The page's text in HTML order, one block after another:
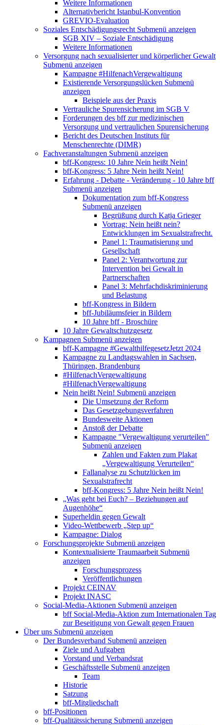
Weitere Informationen
Alternativbericht Istanbul-Konvention
GREVIO-Evaluation
Soziales Entschädigungsrecht Submenü anzeigen
SGB XIV – Soziale Entschädigung
Weitere Informationen
Versorgung nach sexualisierter und körperlicher Gewalt
Submenü anzeigen
Kampagne #HilfenachVergewaltigung
Existierende Versorgungslücken Submenü
anzeigen
Beispiele aus der Praxis
Vertrauliche Spurensicherung im SGB V
Forderungen des bff zur medizinischen
Versorgung und vertraulichen Spurensicherung
Bericht des Deutschen Instituts für
Menschenrechte (DIMR)
Fachveranstaltungen Submenü anzeigen
bff-Kongress: 10 Jahre Nein heißt Nein!
bff-Kongress: 5 Jahre Nein heißt Nein!
Erfahrung - Debatte - Veränderung - 10 Jahre bff
Submenü anzeigen
Dokumentation zum bff-Kongress
Submenü anzeigen
Begrüßung durch Katja Grieger
Vortrag: Nein heißt nein?
Entwicklungen im Sexualstrafrecht.
Panel 1: Traumatisierung und
Gesellschaft
Panel 2: Verantwortung zur
Intervention bei Gewalt in
Partnerschaften
Panel 3: Mehrfachdiskriminierung
und Belastung
bff-Kongress in Bildern
bff-Jubiläumsfeier in Bildern
10 Jahre bff - Broschüre
10 Jahre Gewaltschutzgesetz
Kampagnen Submenü anzeigen
bff-Kampagne #GewalthilfegesetzJetzt 2024
Kampagne zu Landtagswahlen in Sachsen,
Thüringen, Brandenburg
#HilfenachVergewaltigung
#HilfenachVergewaltigung
Nein heißt Nein! Submenü anzeigen
Die Umsetzung der Reform
Das Gesetzgebungsverfahren
Bundesweite Aktionen
Anstoß der Debatte
Kampagne "Vergewaltigung verurteilen"
Submenü anzeigen
Zahlen und Fakten zum Plakat
„Vergewaltigung Verurteilen“
Fallanalyse zu Schutzlücken im
Sexualstrafrecht
bff-Kongress: 5 Jahre Nein heißt Nein!
„Was geht bei Euch? – Beziehungen auf
Augenhöhe“
Superheldin gegen Gewalt
Video-Wettbewerb „Step up“
Kampagne: Dialog
Forschungsprojekte Submenü anzeigen
Kontextualisierte Traumaarbeit Submenü
anzeigen
Forschungsprozess
Veröffentlichungen
Projekt CEINAV
Projekt INASC
Social-Media-Aktionen Submenü anzeigen
bff Social-Media-Aktion zum Internationalen Tag
zur Beseitigung von Gewalt gegen Frauen
Über uns Submenü anzeigen
Der Bundesverband Submenü anzeigen
Ziele und Aufgaben
Vorstand und Verbandsrat
Geschäftsstelle Submenü anzeigen
Team
Historie
Satzung
bff-Mitgliedschaft
bff-Positionen
bff-Qualitätssicherung Submenü anzeigen